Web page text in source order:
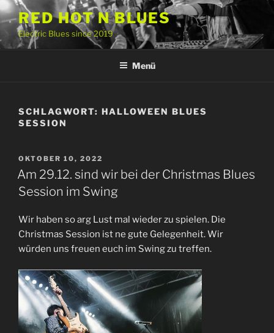
Zum
Inhalt
springen
RED HOT N BLUES
Electric Blues since 2019
Menü
SCHLAGWORT: HALLOWEEN BLUES
SESSION
VERÖFFENTLICHT
AM
OKTOBER 10, 2022
Am 29.12. sind wir bei der Christmas Blues
Session im Swing
Wir haben so arg Lust mal wieder zu spielen. Die
Christmas Session ist ne gute Gelegenheit. Wir
würden uns freuen euch im Swing zu treffen.